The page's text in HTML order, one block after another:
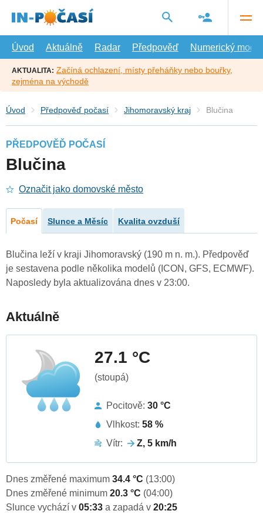
hlavní
Úvod
Aktuálně Radar Předpověď Numerický model
AKTUALITA: Začíná ochlazení, místy přeháňky nebo bouřky,
zejména na východě
Úvod Předpověď počasí Jihomoravský kraj Blučina
PŘEDPOVĚĎ POČASÍ
Blučina
Označit jako domovské město
Počasí Slunce a Měsíc Kvalita ovzduší
Blučina leží v kraji Jihomoravský (190 m n. m.). Předpověď
je sestavena podle několika modelů (ICON, GFS, ECMWF).
Naposledy byla aktualizována dnes v 23:00.
Aktuálně
27.1 °C
(stoupá)
Pocitově: 30 °C
Vlhkost: 58 %
Vítr:
Z, 5 km/h
Dnes změřené maximum 34.4 °C (13:00)
Dnes změřené minimum 20.3 °C (04:00)
Slunce vychází v 05:33 a zapadá v 20:25